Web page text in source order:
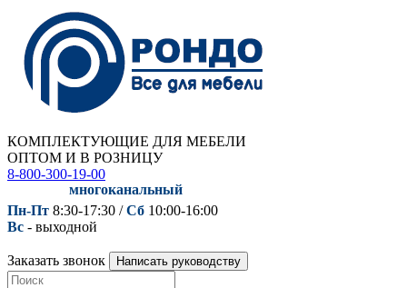
КОМПЛЕКТУЮЩИЕ ДЛЯ МЕБЕЛИ
ОПТОМ И В РОЗНИЦУ
8-800-300-19-00
многоканальный
Пн-Пт 8:30-17:30 /Сб 10:00-16:00
Вс - выходной
Заказать звонок Написать руководству